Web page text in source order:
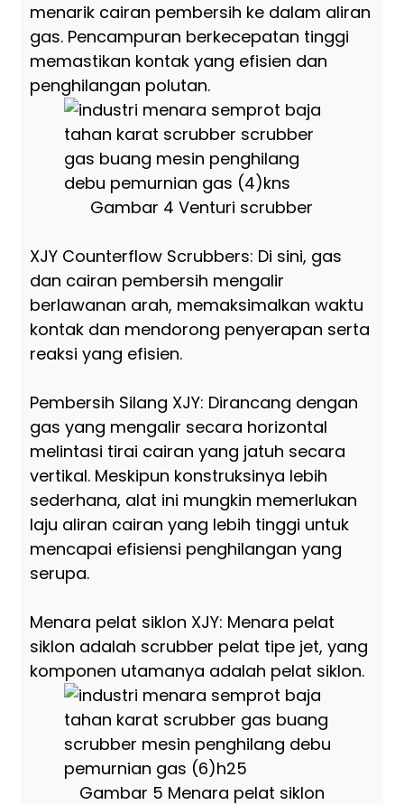
menarik cairan pembersih ke dalam aliran
gas. Pencampuran berkecepatan tinggi
memastikan kontak yang efisien dan
penghilangan polutan.
Gambar 4 Venturi scrubber
XJY Counterflow Scrubbers: Di sini, gas
dan cairan pembersih mengalir
berlawanan arah, memaksimalkan waktu
kontak dan mendorong penyerapan serta
reaksi yang efisien.
Pembersih Silang XJY: Dirancang dengan
gas yang mengalir secara horizontal
melintasi tirai cairan yang jatuh secara
vertikal. Meskipun konstruksinya lebih
sederhana, alat ini mungkin memerlukan
laju aliran cairan yang lebih tinggi untuk
mencapai efisiensi penghilangan yang
serupa.
Menara pelat siklon XJY: Menara pelat
siklon adalah scrubber pelat tipe jet, yang
komponen utamanya adalah pelat siklon.
Gambar 5 Menara pelat siklon